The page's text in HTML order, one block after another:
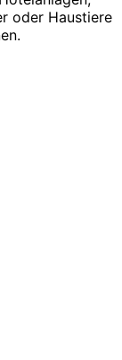
oder Haustiere